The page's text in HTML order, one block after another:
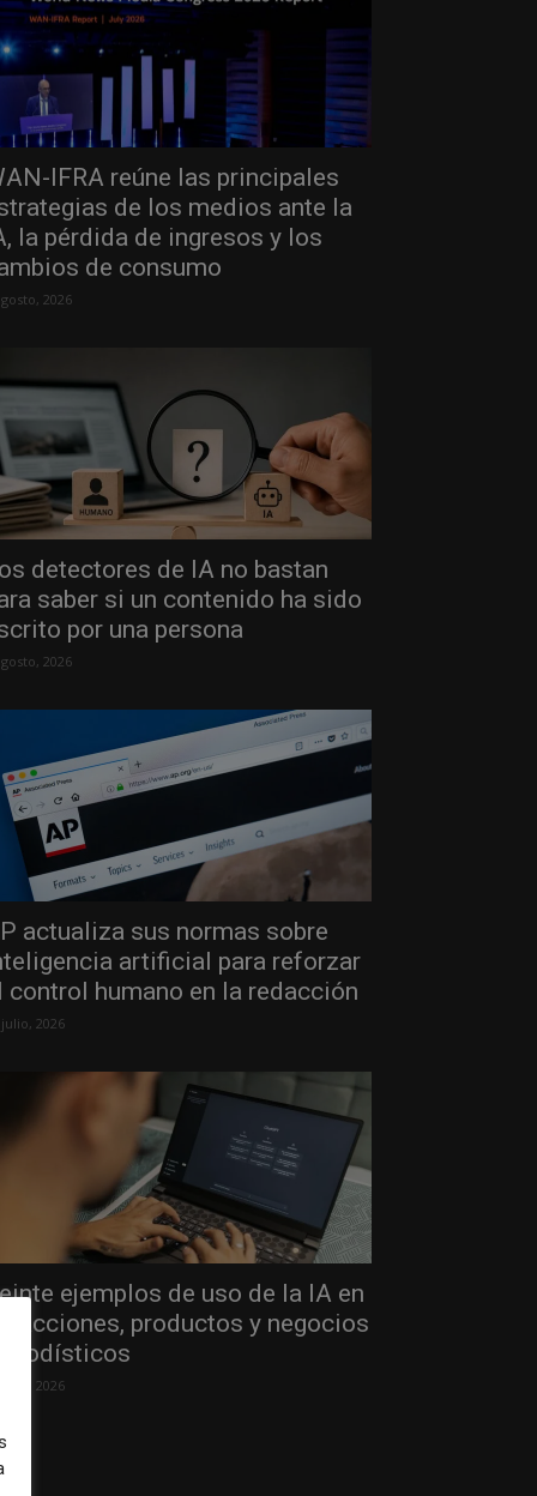
IFRA reúne las principales
de los medios ante la
la pérdida de ingresos y los
de consumo
2026
detectores de IA no bastan
saber si un contenido ha sido
por una persona
2026
actualiza sus normas sobre
artificial para reforzar
control humano en la redacción
2026
ejemplos de uso de la IA en
productos y negocios
2026